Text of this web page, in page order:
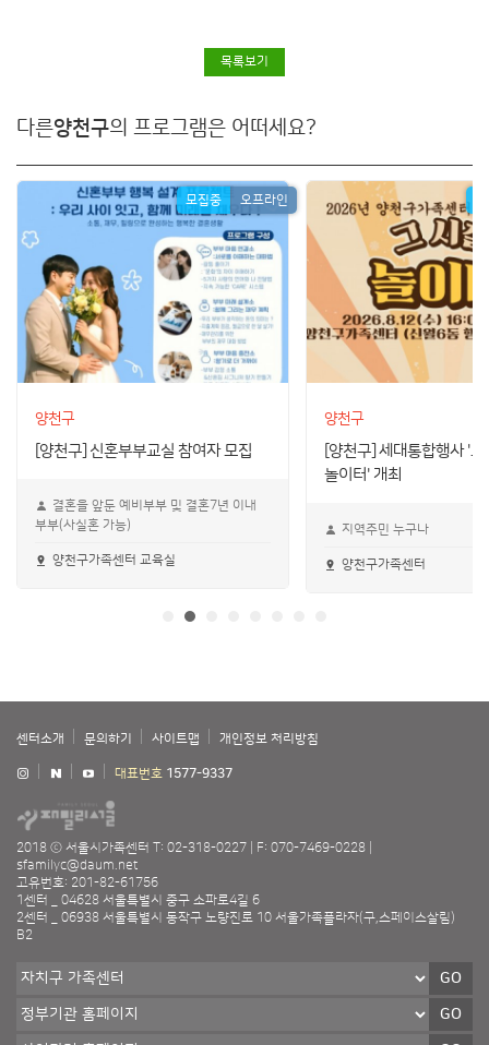
목록보기
다른양천구의 프로그램은 어떠세요?
모집중 오프라인
양천구
[양천구] 신혼부부교실 참여자 모집
결혼을 앞둔 예비부부 및 결혼7년 이내
부부(사실혼 가능)
양천구가족센터 교육실
양천구
[양천구] 세대통합행사 '그
놀이터' 개최
지역주민 누구나
양천구가족센터
센터소개 문의하기 사이트맵 개인정보 처리방침
대표번호 1577-9337
2018 ⓒ 서울시가족센터 T: 02-318-0227
F: 070-7469-0228
sfamilyc@daum.net
고유번호: 201-82-61756
1센터 _ 04628 서울특별시 중구 소파로4길 6
2센터 _ 06938 서울특별시 동작구 노량진로 10 서울가족플라자(구,스페이스살림)
B2
GO
GO